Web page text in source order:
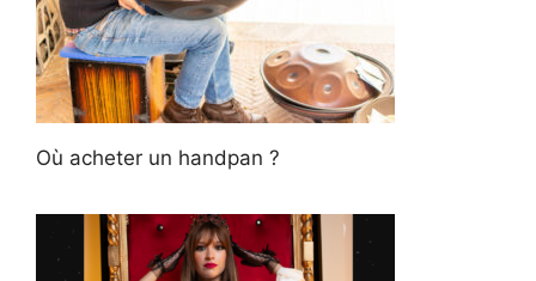
Où acheter un handpan ?